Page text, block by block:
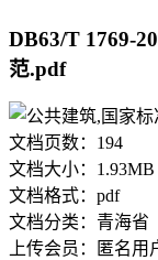
DB63/T 1769-
范.pdf
文档页数： 194
文档大小： 1.93MB
文档格式： pdf
文档分类： 青海省
上传会员：
匿名用